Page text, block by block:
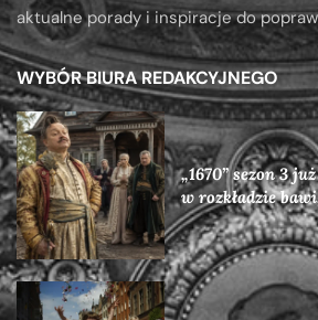
aktualne porady i inspiracje do
WYBÓR BIURA REDAKCYJNEGO
„1670” sezon 3
w rozkładzie